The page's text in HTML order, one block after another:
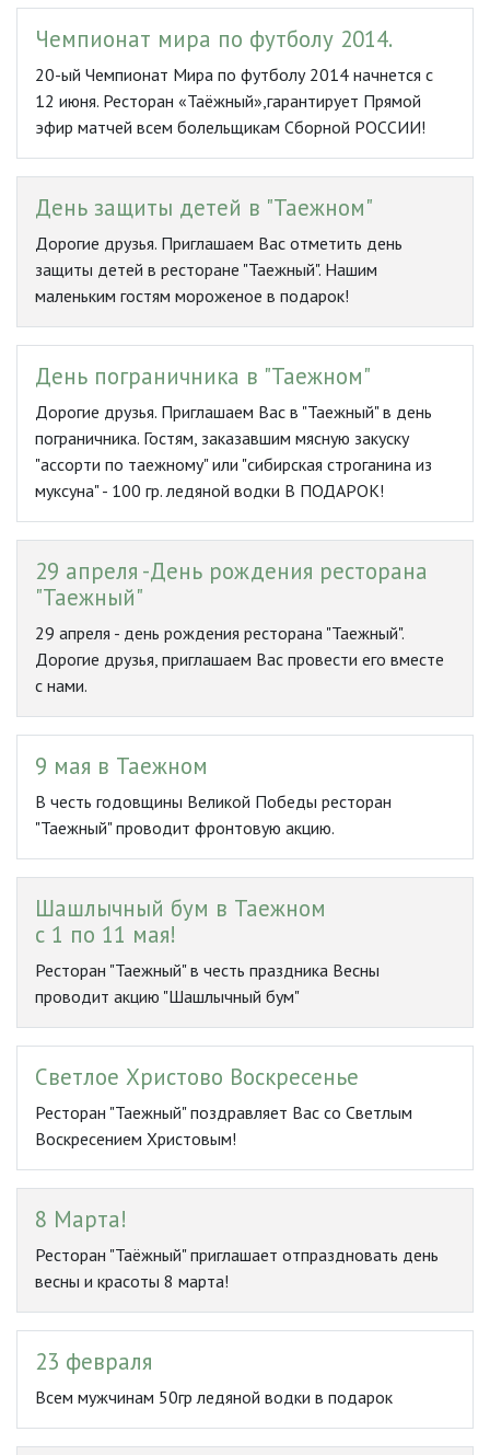
Чемпионат мира по футболу 2014.
20-ый Чемпионат Мира по футболу 2014 начнется с
12 июня. Ресторан «Таёжный»,гарантирует Прямой
эфир матчей всем болельщикам Сборной РОССИИ!
День защиты детей в "Таежном"
Дорогие друзья. Приглашаем Вас отметить день
защиты детей в ресторане "Таежный". Нашим
маленьким гостям мороженое в подарок!
День пограничника в "Таежном"
Дорогие друзья. Приглашаем Вас в "Таежный" в день
пограничника. Гостям, заказавшим мясную закуску
"ассорти по таежному" или "сибирская строганина из
муксуна" - 100 гр. ледяной водки В ПОДАРОК!
29 апреля -День рождения ресторана
"Таежный"
29 апреля - день рождения ресторана "Таежный".
Дорогие друзья, приглашаем Вас провести его вместе
с нами.
9 мая в Таежном
В честь годовщины Великой Победы ресторан
"Таежный" проводит фронтовую акцию.
Шашлычный бум в Таежном
с 1 по 11 мая!
Ресторан "Таежный" в честь праздника Весны
проводит акцию "Шашлычный бум"
Светлое Христово Воскресенье
Ресторан "Таежный" поздравляет Вас со Светлым
Воскресением Христовым!
8 Марта!
Ресторан "Таёжный" приглашает отпраздновать день
весны и красоты 8 марта!
23 февраля
Всем мужчинам 50гр ледяной водки в подарок